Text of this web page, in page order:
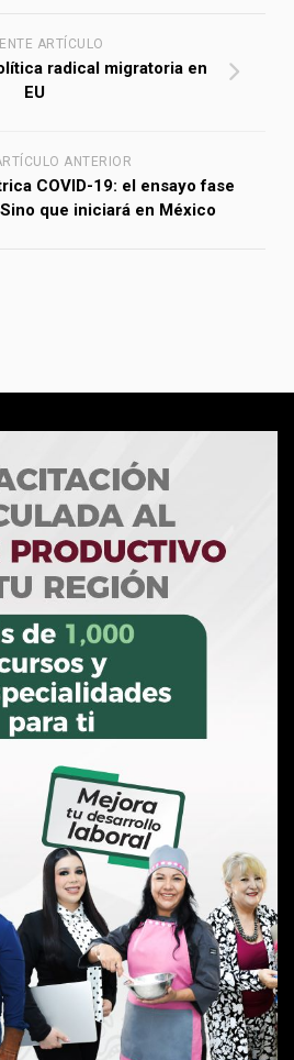
ARTÍCULO
radical migratoria en
EU
ANTERIOR
COVID-19: el ensayo fase
que iniciará en México